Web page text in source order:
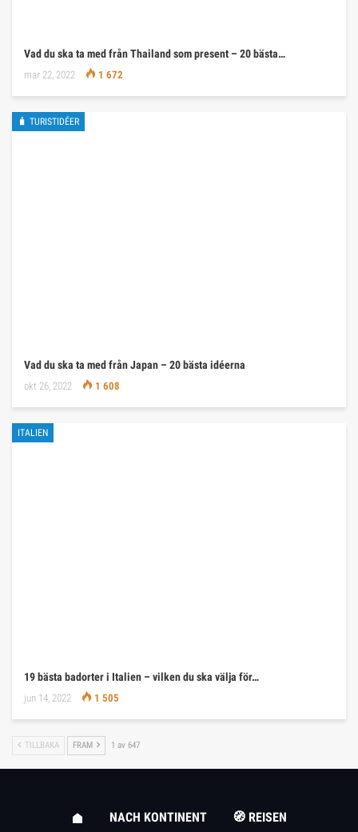
Vad du ska ta med från Thailand som present – 20 bästa…
mar 22, 2022 1 672
🧳 TURISTIDÉER
Vad du ska ta med från Japan – 20 bästa idéerna
okt 26, 2022 1 608
ITALIEN
19 bästa badorter i Italien – vilken du ska välja för…
jun 14, 2022 1 505
TILLBAKA FRAM 1 av 647
NACH KONTINENT 🧭 REISEN